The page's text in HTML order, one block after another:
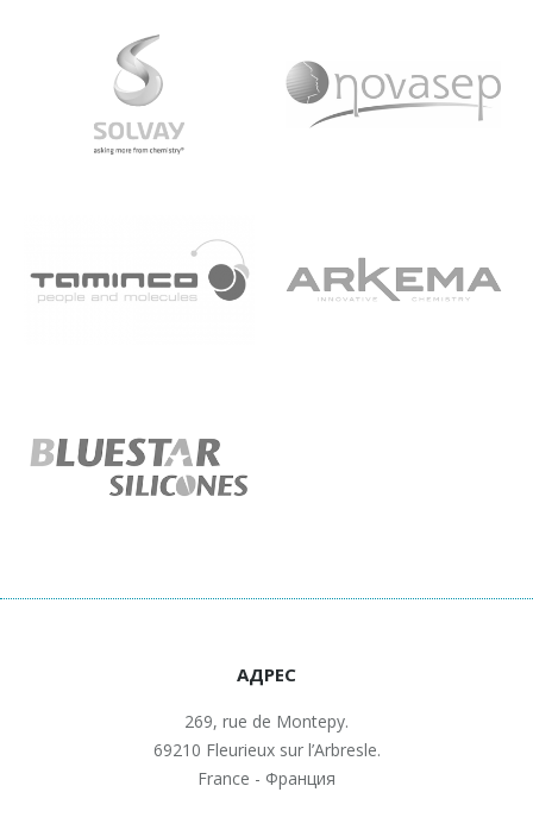
АДРЕС
269, rue de Montepy.
69210 Fleurieux sur l’Arbresle.
France - Франция